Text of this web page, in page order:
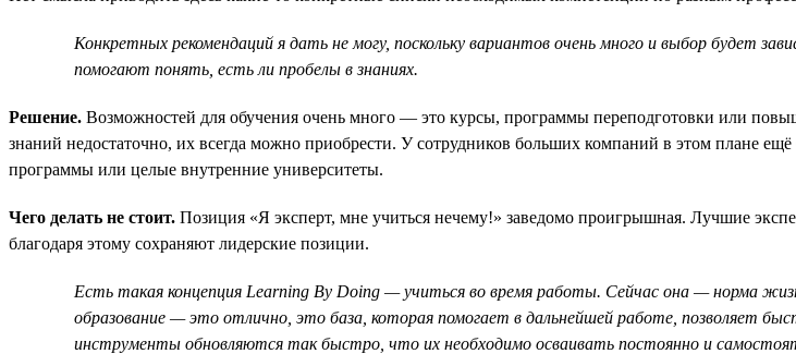
Конкретных рекомендаций я дать не могу, поскольку вариантов очень много и выбор будет
помогают понять, есть ли пробелы в знаниях.
Решение. Возможностей для обучения очень много — это курсы, программы переподготовки или
знаний недостаточно, их всегда можно приобрести. У сотрудников больших компаний в этом плане
программы или целые внутренние университеты.
Чего делать не стоит. Позиция «Я эксперт, мне учиться нечему!» заведомо проигрышная. Лучшие
благодаря этому сохраняют лидерские позиции.
Есть такая концепция Learning By Doing — учиться во время работы. Сейчас она — норма
образование — это отлично, это база, которая помогает в дальнейшей работе, позволяет
инструменты обновляются так быстро, что их необходимо осваивать постоянно и